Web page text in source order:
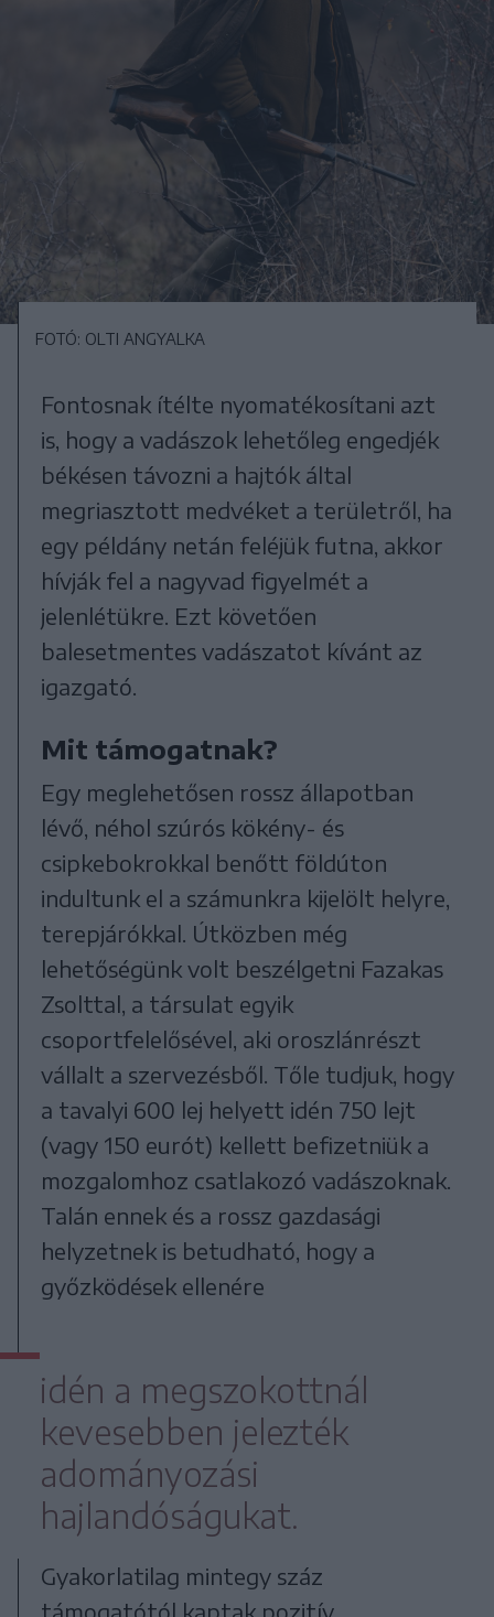
FOTÓ: OLTI ANGYALKA
Fontosnak ítélte nyomatékosítani azt
is, hogy a vadászok lehetőleg engedjék
békésen távozni a hajtók által
megriasztott medvéket a területről, ha
egy példány netán feléjük futna, akkor
hívják fel a nagyvad figyelmét a
jelenlétükre. Ezt követően
balesetmentes vadászatot kívánt az
igazgató.
Mit támogatnak?
Egy meglehetősen rossz állapotban
lévő, néhol szúrós kökény- és
csipkebokrokkal benőtt földúton
indultunk el a számunkra kijelölt helyre,
terepjárókkal. Útközben még
lehetőségünk volt beszélgetni Fazakas
Zsolttal, a társulat egyik
csoportfelelősével, aki oroszlánrészt
vállalt a szervezésből. Tőle tudjuk, hogy
a tavalyi 600 lej helyett idén 750 lejt
(vagy 150 eurót) kellett befizetniük a
mozgalomhoz csatlakozó vadászoknak.
Talán ennek és a rossz gazdasági
helyzetnek is betudható, hogy a
győzködések ellenére
idén a megszokottnál
kevesebben jelezték
adományozási
hajlandóságukat.
Gyakorlatilag mintegy száz
támogatótól kaptak pozitív